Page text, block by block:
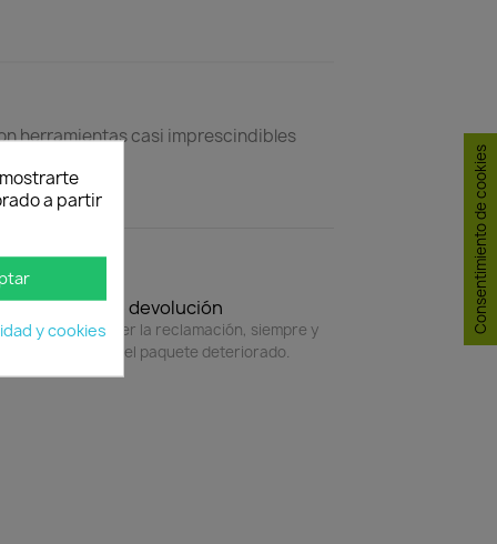
herramientas casi imprescindibles
Política de devolución
horas para hacer la reclamación, siempre y
adjunte foto del paquete deteriorado.
a partir
y cookies Consentimiento de cookies